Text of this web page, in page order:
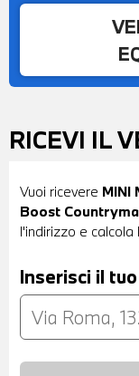
RICEVI IL
Vuoi ricevere MINI
Boost
l'indirizzo e
Inserisci il